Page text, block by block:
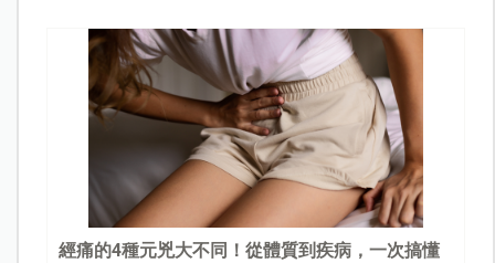
經痛的4種元兇大不同！從體質到疾病，一次搞懂